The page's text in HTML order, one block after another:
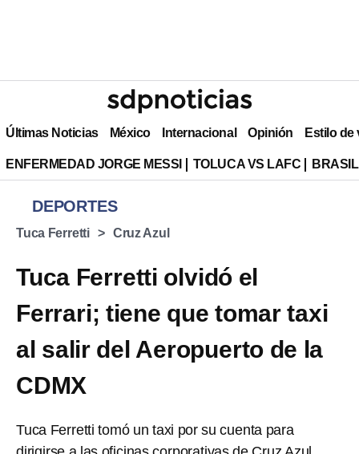
Últimas Noticias México Internacional Opinión Estilo de
ENFERMEDAD JORGE MESSI TOLUCA VS LAFC
DEPORTES
Tuca Ferretti Cruz Azul
Tuca Ferretti olvidó el
Ferrari; tiene que tomar taxi
al salir del Aeropuerto de la
CDMX
Tuca Ferretti tomó un taxi por su cuenta para